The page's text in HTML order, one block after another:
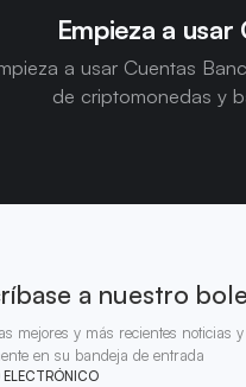
Empieza a
a usar Cuentas
de criptomonedas y
a nuestro
mejores y más recientes noticias
en su bandeja de entrada
ELECTRÓNICO